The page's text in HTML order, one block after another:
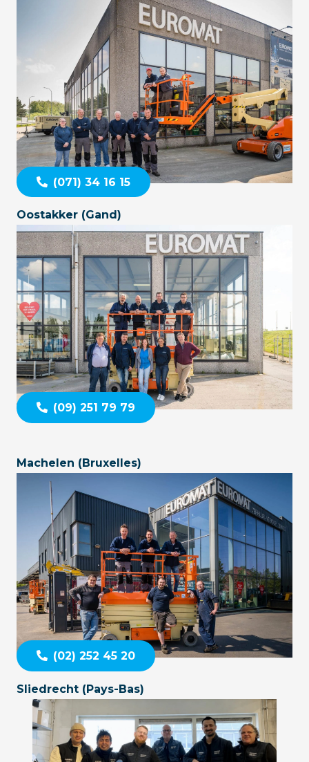
(071) 34 16 15
Oostakker (Gand)
(09) 251 79 79
Machelen (Bruxelles)
(02) 252 45 20
Sliedrecht (Pays-Bas)